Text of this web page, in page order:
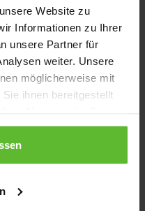
Website zu
Informationen zu Ihrer
unsere Partner für
weiter. Unsere
möglicherweise mit
ihnen bereitgestellt
has occurred
browser console for more
.